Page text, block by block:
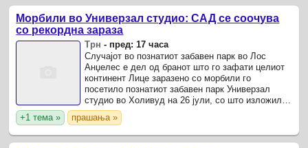
Морбили во Универзал студио: САД се соочува
со рекордна зараза
Трн - пред: 17 часа
Случајот во познатиот забавен парк во Лос
Анџелес е дел од бранот што го зафати целиот
континент Лице заразено со морбили го
посетило познатиот забавен парк Универзал
студио во Холивуд на 26 јули, со што изложило
стотици посетители на ризик од зараза.
+1 тема » прашања »